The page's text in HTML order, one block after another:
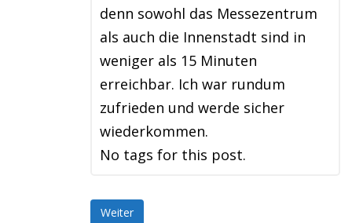
denn sowohl das Messezentrum
als auch die Innenstadt sind in
weniger als 15 Minuten
erreichbar. Ich war rundum
zufrieden und werde sicher
wiederkommen.
No tags for this post.
Weiter